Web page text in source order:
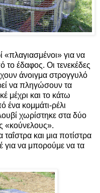
«πλαγιασμένοι» για να
το έδαφος. Οι τενεκέδες
άνοιγμα στρογγυλό
να πληγώσουν τα
μέχρι και το κάτω
ένα κομμάτι-ρέλι
χωρίστηκε στα δύο
«κούνελους».
και μια ποτίστρα
για να μπορούμε να τα